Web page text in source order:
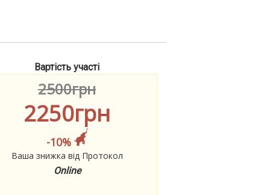
Вартість участі
2500грн
2250грн
-10%
Ваша знижка від Протокол
Online